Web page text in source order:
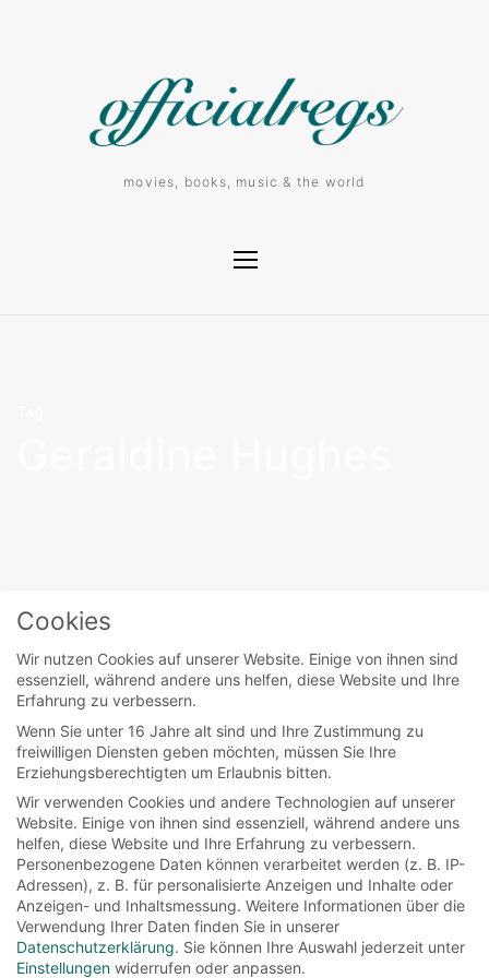
movies, books, music & the world
movies
Gran Torino
Der Kriegsveteran Walt Kowalski (Clint
Eastwood) hat gerade seine Frau verloren.
Jetzt bleibt ihm nichts mehr als sein...
Read More
Cookies
Wir nutzen Cookies auf unserer Website. Einige von ihnen sind
essenziell, während andere uns helfen, diese Website und Ihre
Erfahrung zu verbessern.
Wenn Sie unter 16 Jahre alt sind und Ihre Zustimmung zu
freiwilligen Diensten geben möchten, müssen Sie Ihre
Erziehungsberechtigten um Erlaubnis bitten.
Wir verwenden Cookies und andere Technologien auf unserer
Website. Einige von ihnen sind essenziell, während andere uns
helfen, diese Website und Ihre Erfahrung zu verbessern.
Personenbezogene Daten können verarbeitet werden (z. B. IP-
Adressen), z. B. für personalisierte Anzeigen und Inhalte oder
Anzeigen- und Inhaltsmessung. Weitere Informationen über die
Verwendung Ihrer Daten finden Sie in unserer
Datenschutzerklärung. Sie können Ihre Auswahl jederzeit unter
Einstellungen widerrufen oder anpassen.